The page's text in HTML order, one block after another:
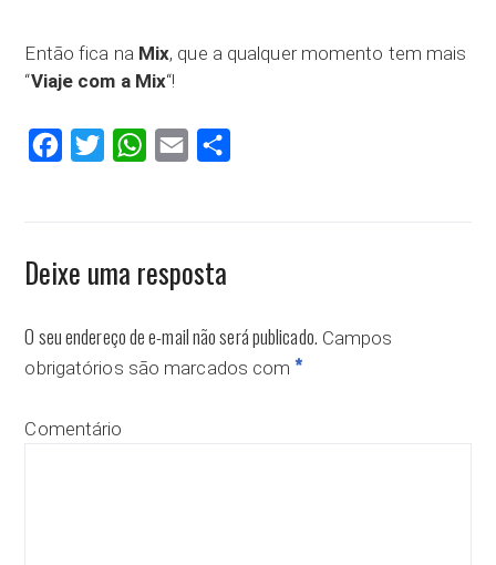
Então fica na Mix, que a qualquer momento tem mais
“Viaje com a Mix“!
FacebookTwitter WhatsApp
Email
Deixe uma resposta
O seu endereço de e-mail não será publicado. Campos
obrigatórios são marcados com *
Comentário